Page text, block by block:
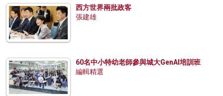
西方世界兩批政客
張建雄
60名中小特幼老師參與城大GenAI培訓班
編輯精選